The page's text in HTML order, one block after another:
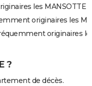
les MANSOTTE
originaires les
originaires
?
de décès.